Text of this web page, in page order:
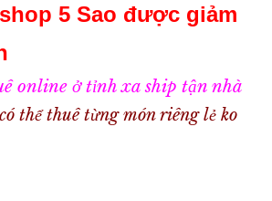
5 Sao được giảm
online ở tỉnh xa ship tận nhà
thể thuê từng món riêng lẻ ko